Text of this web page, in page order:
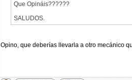
Que Opináis??????
SALUDOS.
Opino, que deberías llevarla a otro mecánico